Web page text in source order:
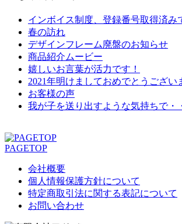
インボイス制度、登録番号取得済み
春の訪れ
デザインフレーム廃盤のお知らせ
商品紹介ムービー
嬉しいお言葉が活力です！
2021年明けましておめでとうござい
お客様の声
我が子を送り出すような気持ちで・
PAGETOP
会社概要
個人情報保護方針について
特定商取引法に関する表記について
お問い合わせ